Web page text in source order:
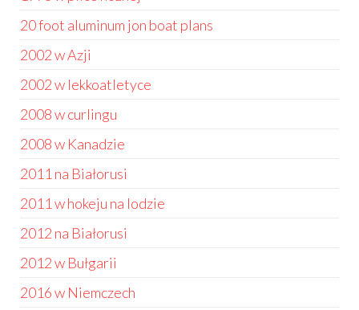
20 foot aluminum jon boat plans
2002 w Azji
2002 w lekkoatletyce
2008 w curlingu
2008 w Kanadzie
2011 na Białorusi
2011 w hokeju na lodzie
2012 na Białorusi
2012 w Bułgarii
2016 w Niemczech